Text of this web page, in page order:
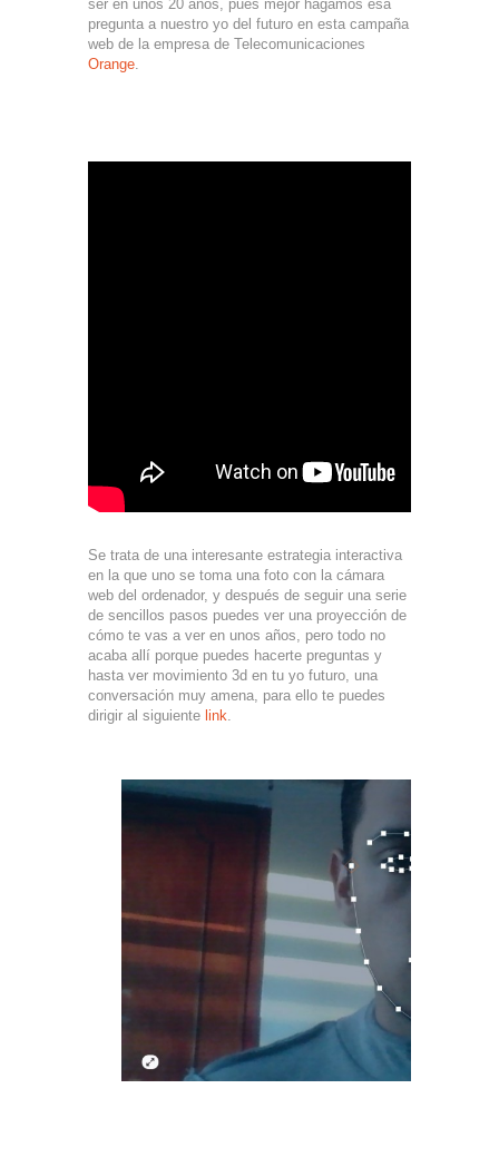
ser en unos 20 años, pues mejor hagamos esa
pregunta a nuestro yo del futuro en esta campaña
web de la empresa de Telecomunicaciones
Orange.
Se trata de una interesante estrategia interactiva
en la que uno se toma una foto con la cámara
web del ordenador, y después de seguir una serie
de sencillos pasos puedes ver una proyección de
cómo te vas a ver en unos años, pero todo no
acaba allí porque puedes hacerte preguntas y
hasta ver movimiento 3d en tu yo futuro, una
conversación muy amena, para ello te puedes
dirigir al siguiente link.